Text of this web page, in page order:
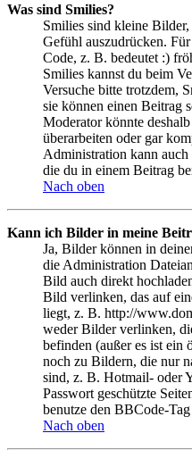
Was sind Smilies?
Smilies sind kleine
Gefühl auszudrücken.
Code, z. B. bedeutet :)
Smilies kannst du beim
Versuche bitte trotzdem,
sie können einen Beitrag
Moderator könnte
überarbeiten oder gar
Administration kann
die du in einem Beitrag
Nach oben
Kann ich Bilder in meine
Ja, Bilder können in
die Administration
Bild auch direkt
Bild verlinken, das auf
liegt, z. B. http://
weder Bilder verlinken,
befinden (außer es ist ein
noch zu Bildern, die nur
sind, z. B. Hotmail- oder
Passwort geschützte
benutze den BBCode-
Nach oben